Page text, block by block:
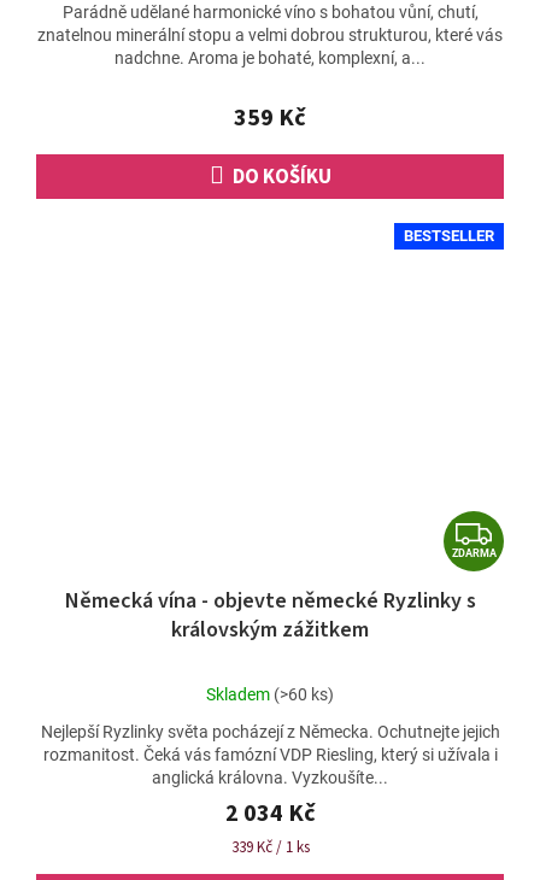
produktu
je
5,0
5
hvězdiček.
359 Kč
DO KOŠÍKU
Parádně udělané harmonické víno s bohatou vůní, chutí,
znatelnou minerální stopu a velmi dobrou strukturou, které vás
nadchne. Aroma je bohaté, komplexní, a...
BESTSELLER
Z
D
ZDARMA
Německá vína - objevte německé Ryzlinky s
královským zážitkem
Průměrné
produktu
je
5,0
z
5
hvězdiček.
Skladem (>60 ks)
2 034 Kč
Měrná
339 Kč / 1 ks
Nejlepší Ryzlinky světa pocházejí z Německa. Ochutnejte jejich
rozmanitost. Čeká vás famózní VDP Riesling, který si užívala i
anglická královna. Vyzkoušíte...